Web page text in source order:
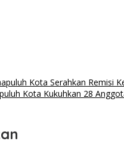
Kota Serahkan Remisi
Kota Kukuhkan 28